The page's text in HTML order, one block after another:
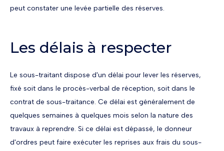
peut constater une levée partielle des réserves.
Les délais à respecter
Le sous-traitant dispose d'un délai pour lever les réserves,
fixé soit dans le procès-verbal de réception, soit dans le
contrat de sous-traitance. Ce délai est généralement de
quelques semaines à quelques mois selon la nature des
travaux à reprendre. Si ce délai est dépassé, le donneur
d'ordres peut faire exécuter les reprises aux frais du sous-